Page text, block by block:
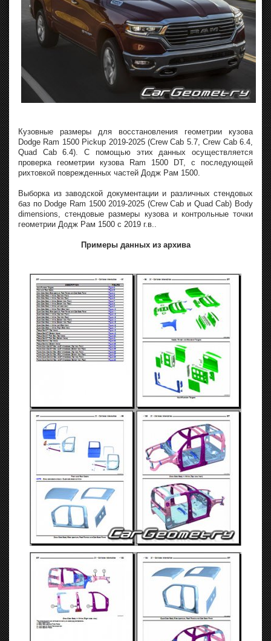
Кузовные размеры для восстановления геометрии кузова
Dodge Ram 1500 Pickup 2019-2025 (Crew Cab 5.7, Crew Cab 6.4,
Quad Cab 6.4). С помощью этих данных осуществляется
проверка геометрии кузова Ram 1500 DT, с последующей
рихтовкой поврежденных частей Додж Рам 1500.
Выборка из заводской документации и различных стендовых
баз по Dodge Ram 1500 2019-2025 (Crew Cab и Quad Cab) Body
dimensions, стендовые размеры кузова и контрольные точки
геометрии Додж Рам 1500 с 2019 г.в..
Примеры данных из архива